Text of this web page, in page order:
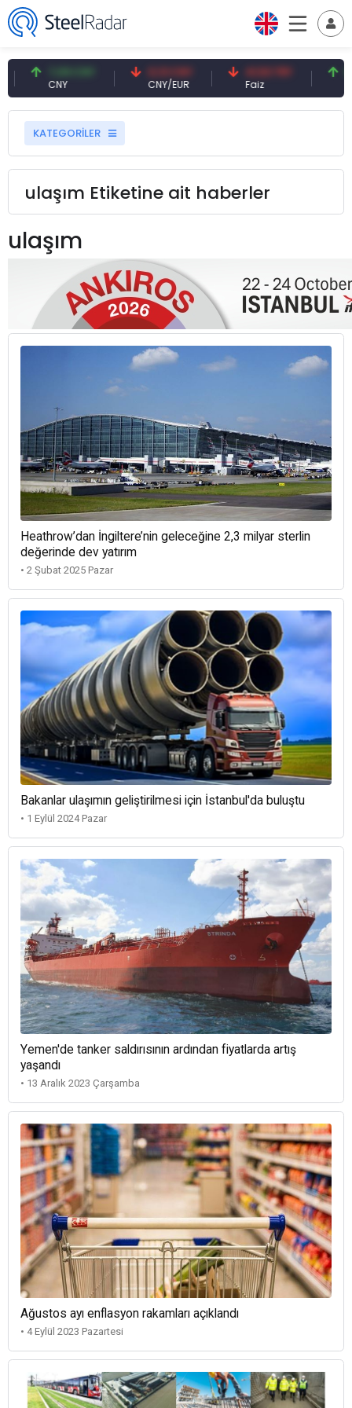
7,09 CNY 0,13 CNY
CNY/EUR
41,53 TRY 83,27
KATEGORİLER
ulaşım Etiketine ait haberler
ulaşım
Heathrow’dan İngiltere’nin geleceğine 2,3 milyar sterlin
değerinde dev yatırım
• 2 Şubat 2025 Pazar
Bakanlar ulaşımın geliştirilmesi için İstanbul'da buluştu
• 1 Eylül 2024 Pazar
Yemen'de tanker saldırısının ardından fiyatlarda artış
yaşandı
• 13 Aralık 2023 Çarşamba
Ağustos ayı enflasyon rakamları açıklandı
• 4 Eylül 2023 Pazartesi